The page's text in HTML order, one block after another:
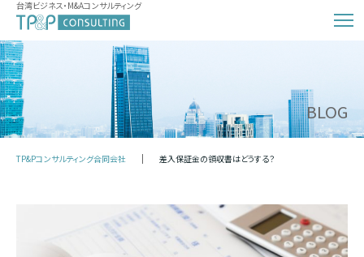
台湾ビジネス・M&Aコンサルティング
BLOG
TP&Pコンサルティング合同会社 差入保証金の領収書はどうする？